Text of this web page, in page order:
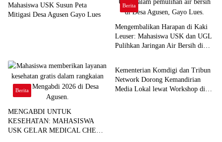
Mahasiswa USK Susun Peta
Mitigasi Desa Agusen Gayo Lues
Berita
Mengembalikan Harapan di Kaki
Leuser: Mahasiswa USK dan UGL
Pulihkan Jaringan Air Bersih di
Berita
MENGABDI UNTUK
KESEHATAN: MAHASISWA
USK GELAR MEDICAL CHECK
Berita
Kementerian Komdigi dan Tribun
Network Dorong Kemandirian
Media Lokal lewat Workshop di